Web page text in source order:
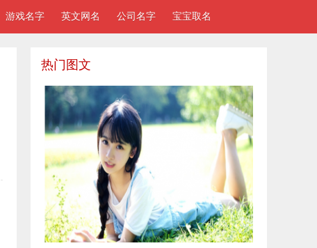
游戏名字 英文网名 公司名字 宝宝取名
热门图文